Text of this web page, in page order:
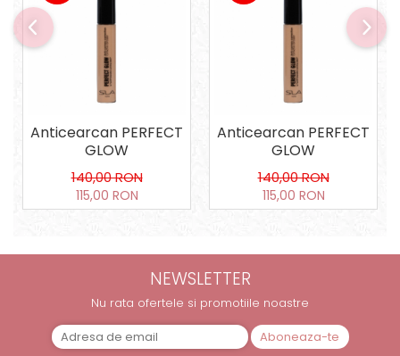
Anticearcan PERFECT
GLOW
140,00 RON
115,00 RON
Anticearcan PERFECT
GLOW
140,00 RON
115,00 RON
NEWSLETTER
Nu rata ofertele si promotiile noastre